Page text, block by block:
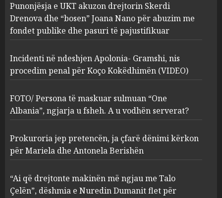
Punonjësja e UKT akuzon drejtorin Skerdi
Drenova dhe “bosen” Joana Nano për abuzim me
fondet publike dhe pasuri të pajustifikuar
Incidenti në ndeshjen Apolonia- Gramshi, nis
procedim penal për Koço Kokëdhimën (VIDEO)
FOTO/ Persona të maskuar sulmuan “One
Albania”, ngjarja u fsheh. A u vodhën serverat?
Prokuroria jep pretencën, ja çfarë dënimi kërkon
për Mariela dhe Antonela Berishën
“Ai që drejtonte makinën më ngjau me Talo
Çelën”, dëshmia e Nuredin Dumanit flet për